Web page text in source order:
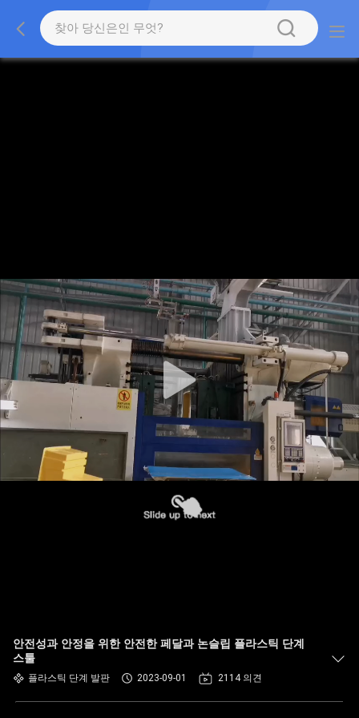
안전성과 안정을 위한 안전한 페달과 논슬립 플라스틱 단계
스툴
플라스틱 단계 발판 2023-09-01 2114 의견